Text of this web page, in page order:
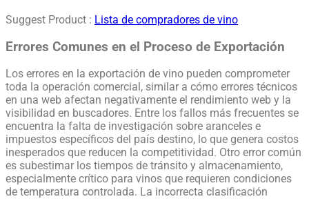
Suggest Product : Lista de compradores de vino
Errores Comunes en el Proceso de Exportación
Los errores en la exportación de vino pueden comprometer
toda la operación comercial, similar a cómo errores técnicos
en una web afectan negativamente el rendimiento web y la
visibilidad en buscadores. Entre los fallos más frecuentes se
encuentra la falta de investigación sobre aranceles e
impuestos específicos del país destino, lo que genera costos
inesperados que reducen la competitividad. Otro error común
es subestimar los tiempos de tránsito y almacenamiento,
especialmente crítico para vinos que requieren condiciones
de temperatura controlada. La incorrecta clasificación